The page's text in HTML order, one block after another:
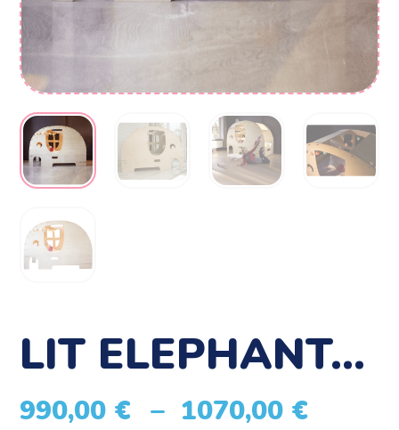
LIT ELEPHANT…
990,00 € – 1070,00 €